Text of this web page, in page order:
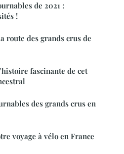
de 2021 :
!
des grands crus de
fascinante de cet
des grands crus en
voyage à vélo en France